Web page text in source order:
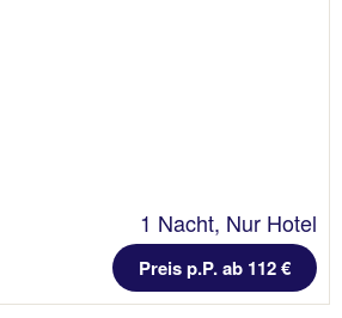
1 Nacht, Nur Hotel
Preis p.P. ab 112 €